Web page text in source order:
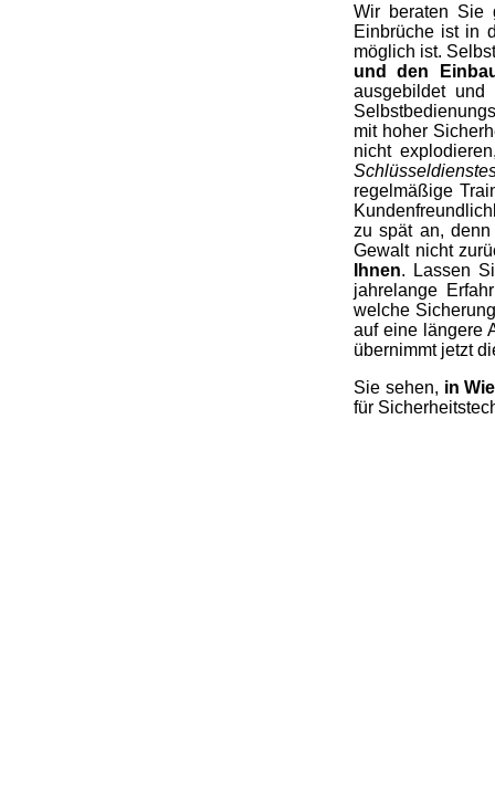
Wir beraten Sie
Einbrüche ist in
möglich ist.
und den
ausgebildet
mit hoher
nicht
regelmäßige
zu spät an,
Gewalt nicht
Ihnen. Lassen
jahrelange
welche
auf eine längere
übernimmt jetzt
Sie sehen, in
für